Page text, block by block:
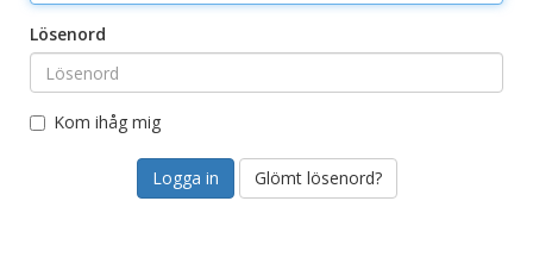
Lösenord
Kom ihåg mig
Glömt lösenord?